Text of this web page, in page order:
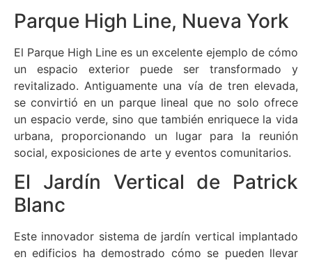
Parque High Line, Nueva York
El Parque High Line es un excelente ejemplo de cómo
un espacio exterior puede ser transformado y
revitalizado. Antiguamente una vía de tren elevada,
se convirtió en un parque lineal que no solo ofrece
un espacio verde, sino que también enriquece la vida
urbana, proporcionando un lugar para la reunión
social, exposiciones de arte y eventos comunitarios.
El Jardín Vertical de Patrick
Blanc
Este innovador sistema de jardín vertical implantado
en edificios ha demostrado cómo se pueden llevar